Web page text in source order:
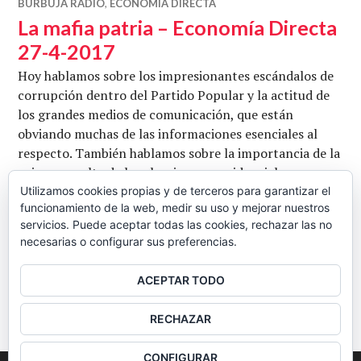
BURBUJA RADIO, ECONOMÍA DIRECTA
La mafia patria – Economía Directa
27-4-2017
Hoy hablamos sobre los impresionantes escándalos de
corrupción dentro del Partido Popular y la actitud de
los grandes medios de comunicación, que están
obviando muchas de las informaciones esenciales al
respecto. También hablamos sobre la importancia de la
primera vuelta de las elecciones presidenciales
francesas de cara al devenir de la Unión Europea en los
próximos años. Por último, hablamos sobre el
aniversario del bombardeo …Seguir leyendoLa mafia
BARRA
LATERAL
Utilizamos cookies propias y de terceros para garantizar el
funcionamiento de la web, medir su uso y mejorar nuestros
servicios. Puede aceptar todas las cookies, rechazar las no
necesarias o configurar sus preferencias.
ACEPTAR TODO
RECHAZAR
CONFIGURAR